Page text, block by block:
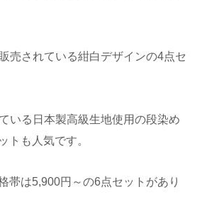
売されている紺白デザインの4点セ
いる日本製高級生地使用の段染め
トも人気です。
帯は5,900円～の6点セットがあり